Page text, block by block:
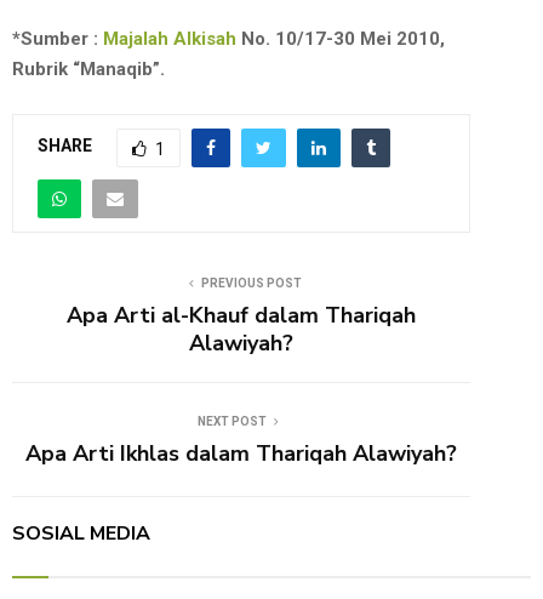
*Sumber : Majalah Alkisah No. 10/17-30 Mei 2010,
Rubrik “Manaqib”.
SHARE 1
PREVIOUS POST
Apa Arti al-Khauf dalam Thariqah
Alawiyah?
NEXT POST
Apa Arti Ikhlas dalam Thariqah Alawiyah?
SOSIAL MEDIA